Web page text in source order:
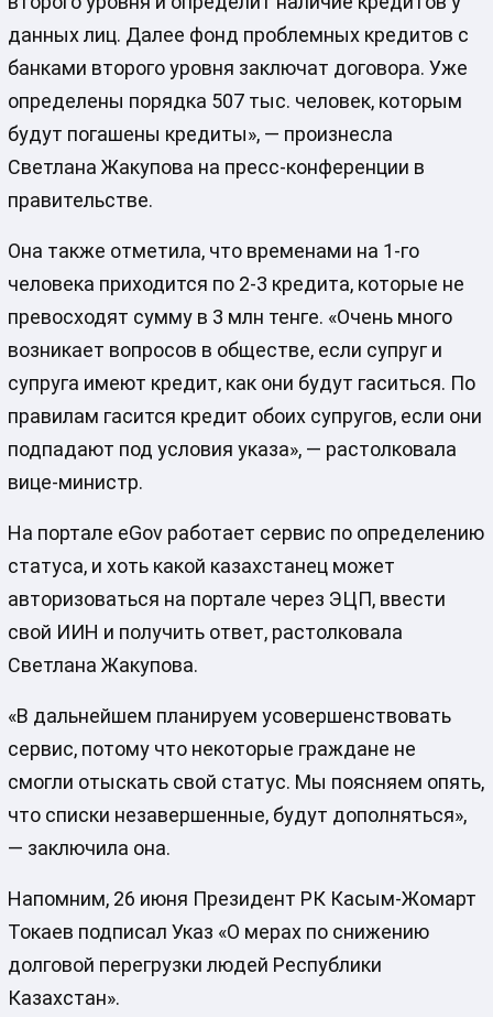
данных лиц. Далее фонд проблемных кредитов с
банками второго уровня заключат договора. Уже
определены порядка 507 тыс. человек, которым
будут погашены кредиты», — произнесла
Светлана Жакупова на пресс-конференции в
правительстве.
Она также отметила, что временами на 1-го
человека приходится по 2-3 кредита, которые не
превосходят сумму в 3 млн тенге. «Очень много
возникает вопросов в обществе, если супруг и
супруга имеют кредит, как они будут гаситься. По
правилам гасится кредит обоих супругов, если они
подпадают под условия указа», — растолковала
вице-министр.
На портале eGov работает сервис по определению
статуса, и хоть какой казахстанец может
авторизоваться на портале через ЭЦП, ввести
свой ИИН и получить ответ, растолковала
Светлана Жакупова.
«В дальнейшем планируем усовершенствовать
сервис, потому что некоторые граждане не
смогли отыскать свой статус. Мы поясняем опять,
что списки незавершенные, будут дополняться»,
— заключила она.
Напомним, 26 июня Президент РК Касым-Жомарт
Токаев подписал Указ «О мерах по снижению
долговой перегрузки людей Республики
Казахстан».